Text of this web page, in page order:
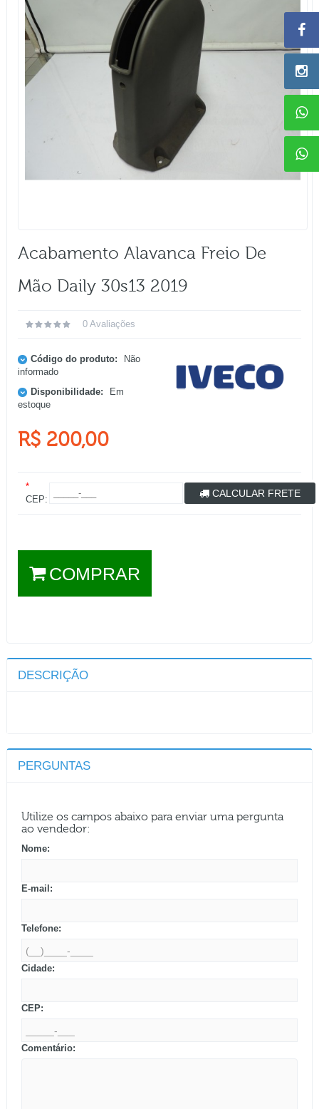
Acabamento Alavanca Freio De
Mão Daily 30s13 2019
0 Avaliações
Código do produto:
Não
informado
Disponibilidade:
Em
estoque
R$ 200,00
*
CEP:
CALCULAR FRETE
COMPRAR
DESCRIÇÃO
PERGUNTAS
Utilize os campos abaixo para enviar uma pergunta
ao vendedor:
Nome:
E-mail:
Telefone:
Cidade:
CEP:
Comentário: